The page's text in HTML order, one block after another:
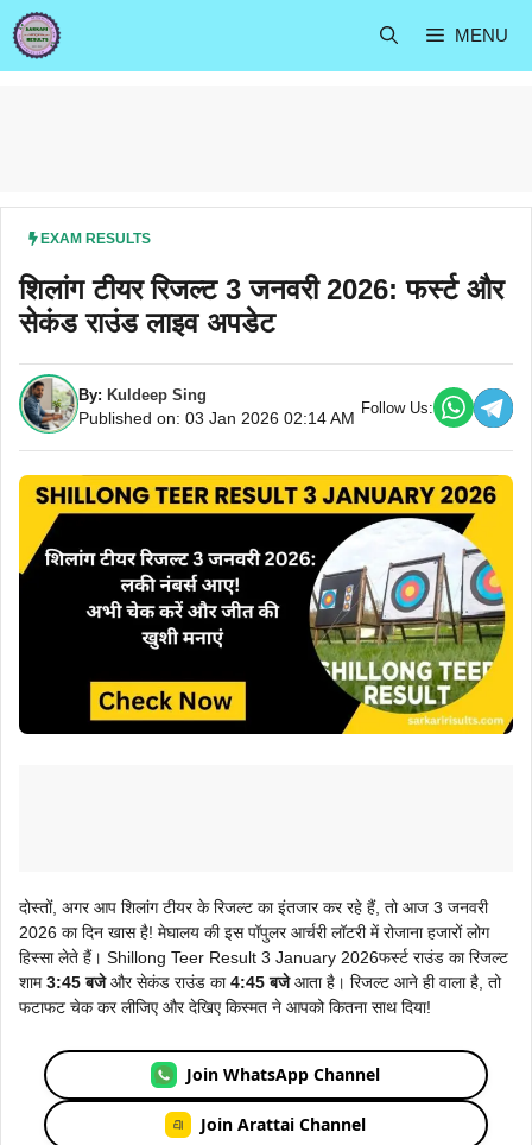
Skip
to
content
MENU
EXAM RESULTS
शिलांग टीयर रिजल्ट 3 जनवरी 2026: फर्स्ट और
सेकंड राउंड लाइव अपडेट
By: Kuldeep Sing
Published on: 03 Jan 2026 02:14 AM
Follow Us:
दोस्तों, अगर आप शिलांग टीयर के रिजल्ट का इंतजार कर रहे हैं, तो आज 3 जनवरी
2026 का दिन खास है! मेघालय की इस पॉपुलर आर्चरी लॉटरी में रोजाना हजारों लोग
हिस्सा लेते हैं। Shillong Teer Result 3 January 2026फर्स्ट राउंड का रिजल्ट
शाम3:45 बजेऔर सेकंड राउंड का4:45 बजेआता है। रिजल्ट आने ही वाला है, तो
फटाफट चेक कर लीजिए और देखिए किस्मत ने आपको कितना साथ दिया!
Join WhatsApp Channel
Join Arattai Channel